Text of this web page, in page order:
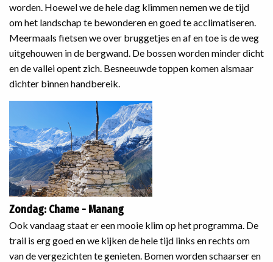
worden. Hoewel we de hele dag klimmen nemen we de tijd
om het landschap te bewonderen en goed te acclimatiseren.
Meermaals fietsen we over bruggetjes en af en toe is de weg
uitgehouwen in de bergwand. De bossen worden minder dicht
en de vallei opent zich. Besneeuwde toppen komen alsmaar
dichter binnen handbereik.
Zondag: Chame - Manang
Ook vandaag staat er een mooie klim op het programma. De
trail is erg goed en we kijken de hele tijd links en rechts om
van de vergezichten te genieten. Bomen worden schaarser en